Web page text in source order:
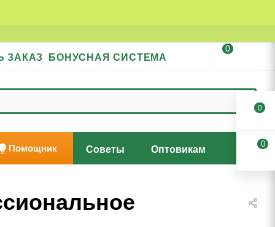
ЗАКАЗ БОНУСНАЯ СИСТЕМА
0
Помощник Советы Оптовикам
0
0